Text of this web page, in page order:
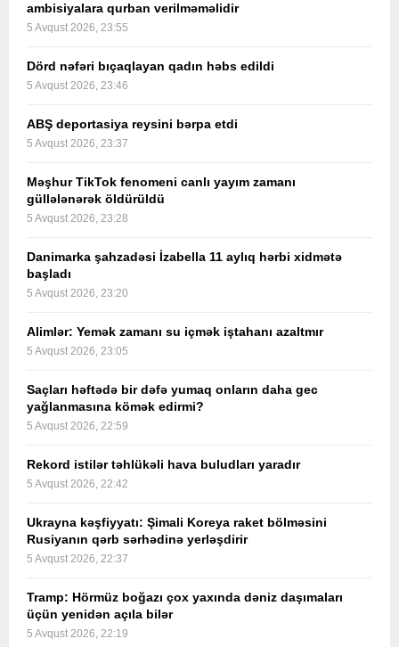
ambisiyalara qurban verilməməlidir
5 Avqust 2026, 23:55
Dörd nəfəri bıçaqlayan qadın həbs edildi
5 Avqust 2026, 23:46
ABŞ deportasiya reysini bərpa etdi
5 Avqust 2026, 23:37
Məşhur TikTok fenomeni canlı yayım zamanı
güllələnərək öldürüldü
5 Avqust 2026, 23:28
Danimarka şahzadəsi İzabella 11 aylıq hərbi xidmətə
başladı
5 Avqust 2026, 23:20
Alimlər: Yemək zamanı su içmək iştahanı azaltmır
5 Avqust 2026, 23:05
Saçları həftədə bir dəfə yumaq onların daha gec
yağlanmasına kömək edirmi?
5 Avqust 2026, 22:59
Rekord istilər təhlükəli hava buludları yaradır
5 Avqust 2026, 22:42
Ukrayna kəşfiyyatı: Şimali Koreya raket bölməsini
Rusiyanın qərb sərhədinə yerləşdirir
5 Avqust 2026, 22:37
Tramp: Hörmüz boğazı çox yaxında dəniz daşımaları
üçün yenidən açıla bilər
5 Avqust 2026, 22:19